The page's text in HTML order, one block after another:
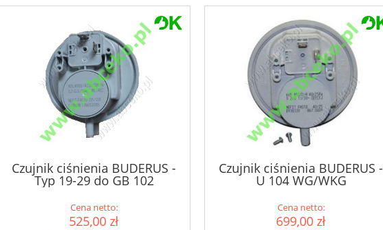
Czujnik ciśnienia BUDERUS -
Typ 19-29 do GB 102
Cena netto:
525,00 zł
Czujnik ciśnienia BUDERUS -
U 104 WG/WKG
Cena netto:
699,00 zł